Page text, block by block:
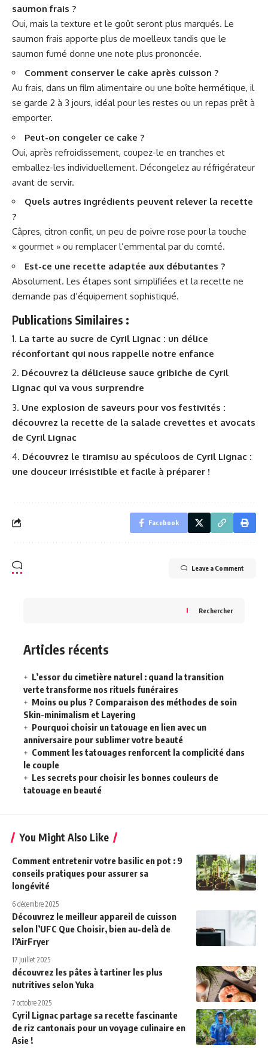
saumon frais ?
Oui, mais la texture et le goût seront plus marqués. Le
saumon frais apporte plus de moelleux tandis que le
saumon fumé donne une note plus prononcée.
Comment conserver le cake après cuisson ?
Au frais, dans un film alimentaire ou une boîte hermétique, il
se garde 2 à 3 jours, idéal pour les restes ou un repas prêt à
emporter.
Peut-on congeler ce cake ?
Oui, après refroidissement, coupez-le en tranches et
emballez-les individuellement. Décongelez au réfrigérateur
avant de servir.
Quels autres ingrédients peuvent relever la recette
?
Câpres, citron confit, un peu de poivre rose pour la touche
« gourmet » ou remplacer l’emmental par du comté.
Est-ce une recette adaptée aux débutantes ?
Absolument. Les étapes sont simplifiées et la recette ne
demande pas d’équipement sophistiqué.
Publications Similaires :
La tarte au sucre de Cyril Lignac : un délice
réconfortant qui nous rappelle notre enfance
Découvrez la délicieuse sauce gribiche de Cyril
Lignac qui va vous surprendre
Une explosion de saveurs pour vos festivités :
découvrez la recette de la salade crevettes et avocats
de Cyril Lignac
Découvrez le tiramisu au spéculoos de Cyril Lignac :
une douceur irrésistible et facile à préparer !
Facebook
Leave a Comment
Rechercher
Articles récents
L’essor du cimetière naturel : quand la transition
verte transforme nos rituels funéraires
Moins ou plus ? Comparaison des méthodes de soin
Skin-minimalism et Layering
Pourquoi choisir un tatouage en lien avec un
anniversaire pour sublimer votre beauté
Comment les tatouages renforcent la complicité dans
le couple
Les secrets pour choisir les bonnes couleurs de
tatouage en beauté
You Might Also Like
Comment entretenir votre basilic en pot : 9
conseils pratiques pour assurer sa
longévité
6 décembre 2025
Découvrez le meilleur appareil de cuisson
selon l’UFC Que Choisir, bien au-delà de
l’AirFryer
17 juillet 2025
découvrez les pâtes à tartiner les plus
nutritives selon Yuka
7 octobre 2025
Cyril Lignac partage sa recette fascinante
de riz cantonais pour un voyage culinaire en
Asie !